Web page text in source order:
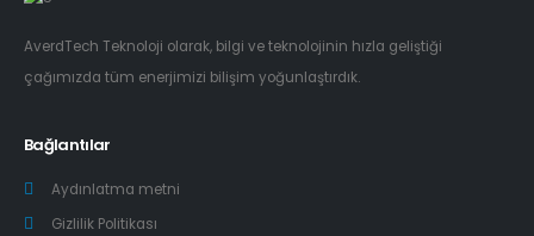
AverdTech Teknoloji olarak, bilgi ve teknolojinin hızla geliştiği
çağımızda tüm enerjimizi bilişim yoğunlaştırdık.
Bağlantılar
Aydınlatma metni
Gizlilik Politikası